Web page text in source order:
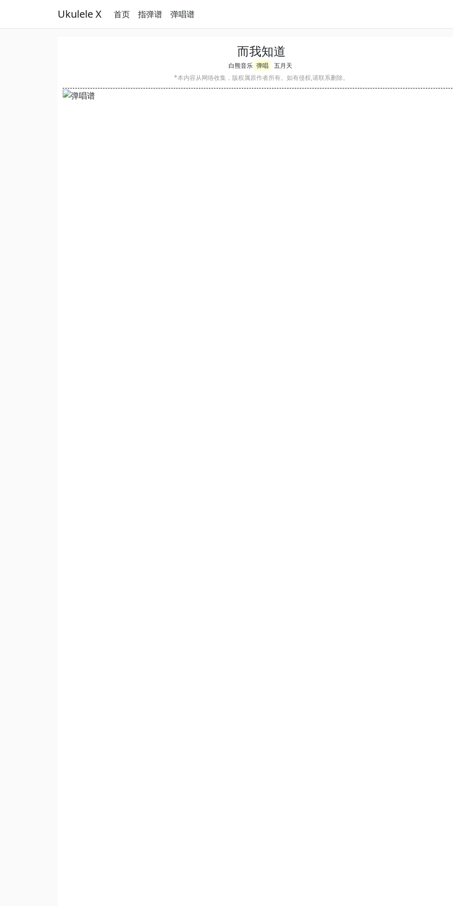
Ukulele X 首页 指弹谱 弹唱谱
而我知道
白熊音乐 弹唱
五月天
*本内容从网络收集，版权属原作者所有。如有侵权,请联系删除。